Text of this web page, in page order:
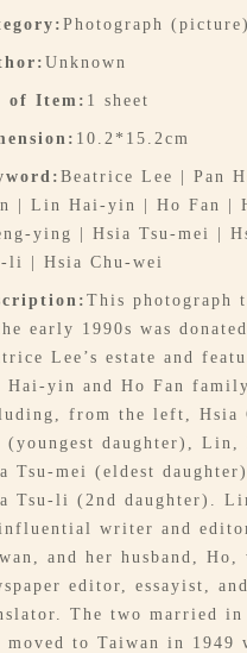
Photograph (picture)
Unknown
of Item: 1 sheet
10.2*15.2cm
Beatrice Lee | Pan
| Lin Hai-yin | Ho Fan |
ying | Hsia Tsu-mei |
li | Hsia Chu-wei
This photograph
early 1990s was
Lee’s estate and
Hai-yin and Ho Fan family,
from the left, Hsia
(youngest daughter), Lin,
Tsu-mei (eldest
Tsu-li (2nd daughter).
writer and
and her husband, Ho,
editor, essayist, and
The two married in
moved to Taiwan in 1949